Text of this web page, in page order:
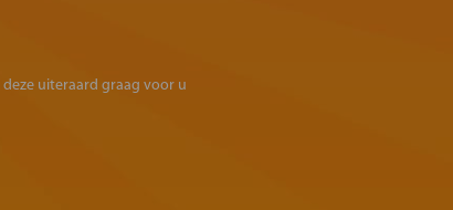
uiteraard graag voor u